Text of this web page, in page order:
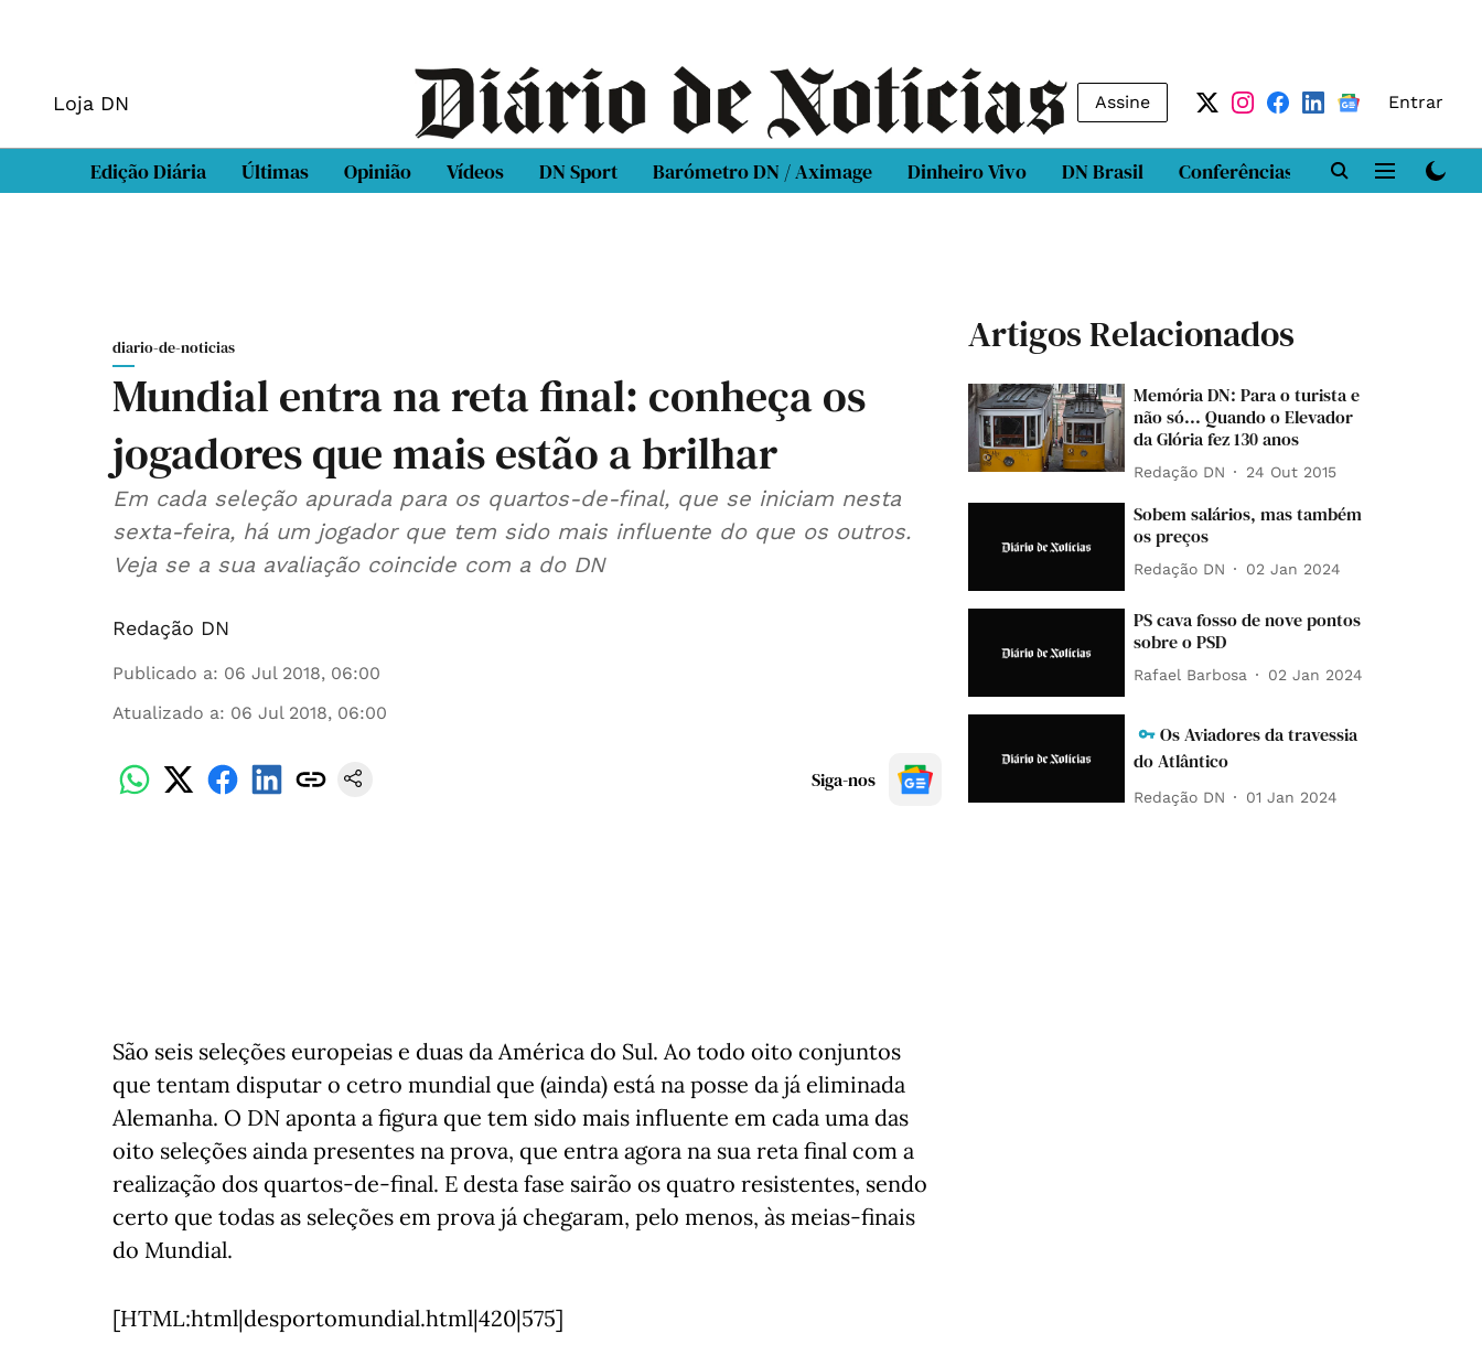
Loja DN Assine Entrar
Edição Diária Últimas Opinião Vídeos DN Sport Barómetro DN / Aximage Dinheiro Vivo DN Brasil Conferências DN LAB
diario-de-noticias
Mundial entra na reta final: conheça os
jogadores que mais estão a brilhar
Em cada seleção apurada para os quartos-de-final, que se iniciam nesta
sexta-feira, há um jogador que tem sido mais influente do que os outros.
Veja se a sua avaliação coincide com a do DN
Redação DN
Publicado a: 06 Jul 2018, 06:00
Atualizado a: 06 Jul 2018, 06:00
Siga-nos
São seis seleções europeias e duas da América do Sul. Ao todo oito conjuntos
que tentam disputar o cetro mundial que (ainda) está na posse da já eliminada
Alemanha. O DN aponta a figura que tem sido mais influente em cada uma das
oito seleções ainda presentes na prova, que entra agora na sua reta final com a
realização dos quartos-de-final. E desta fase sairão os quatro resistentes, sendo
certo que todas as seleções em prova já chegaram, pelo menos, às meias-finais
do Mundial.
[HTML:html|desportomundial.html|420|575]
Artigos Relacionados
Memória DN: Para o turista e
não só... Quando o Elevador
da Glória fez 130 anos
Redação DN 24 Out 2015
Sobem salários, mas também
os preços
Redação DN 02 Jan 2024
PS cava fosso de nove pontos
sobre o PSD
Rafael Barbosa 02 Jan 2024
Os Aviadores da travessia
do Atlântico
Redação DN 01 Jan 2024